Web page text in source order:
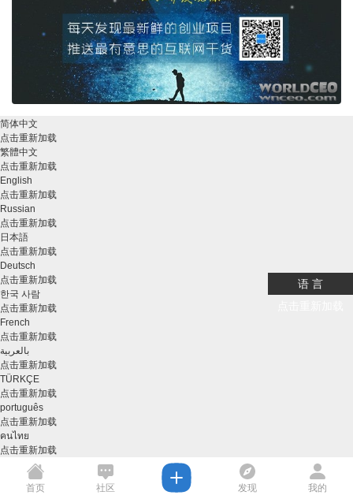
语 言
简体中文
点击重新加载
繁體中文
点击重新加载
English
点击重新加载
Russian
点击重新加载
日本語
点击重新加载
Deutsch
点击重新加载
한국 사람
点击重新加载
French
点击重新加载
بالعربية
点击重新加载
TÜRKÇE
点击重新加载
português
点击重新加载
คนไทย
点击重新加载
首页 社区 发现 我的